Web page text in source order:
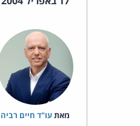
מאת‏עו"ד חיים רביה